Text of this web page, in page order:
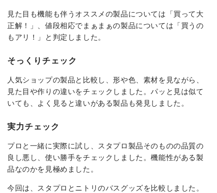
見た目も機能も伴うオススメの製品については「買って大
正解！」、値段相応でまぁまぁの製品については「買うの
もアリ！」と判定しました。
そっくりチェック
人気ショップの製品と比較し、形や色、素材を見ながら、
見た目や作りの違いをチェックしました。パッと見は似て
いても、よく見ると違いがある製品も発見しました。
実力チェック
プロと一緒に実際に試し、スタプロ製品そのものの品質の
良し悪し、使い勝手をチェックしました。機能性がある製
品なのかを見極めました。
今回は、スタプロとニトリのバスグッズを比較しました。